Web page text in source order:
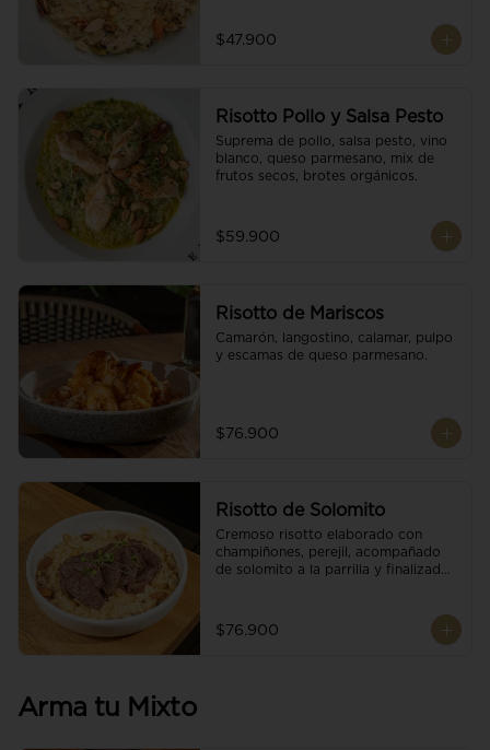
$47.900
Risotto Pollo y Salsa Pesto
Suprema de pollo, salsa pesto, vino
blanco, queso parmesano, mix de
frutos secos, brotes orgánicos.
$59.900
Risotto de Mariscos
Camarón, langostino, calamar, pulpo
y escamas de queso parmesano.
$76.900
Risotto de Solomito
Cremoso risotto elaborado con
champiñones, perejil, acompañado
de solomito a la parrilla y finalizado
$76.900
Arma tu Mixto